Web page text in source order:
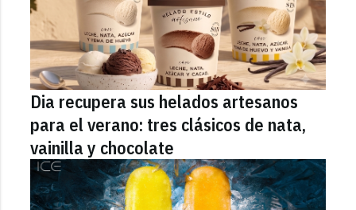
Dia recupera sus helados artesanos
para el verano: tres clásicos de nata,
vainilla y chocolate